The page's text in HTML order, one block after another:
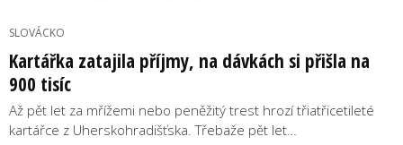
SLOVÁCKO
Kartářka zatajila příjmy, na dávkách si přišla na
900 tisíc
Až pět let za mřížemi nebo peněžitý trest hrozí třiatřicetileté
kartářce z Uherskohradišťska. Třebaže pět let…